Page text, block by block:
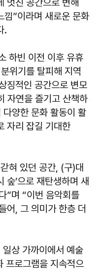
멋진 공간으로 변해
낌”이라며 새로운 문화
.
하빈 이전 이후 유휴
위기를 탈피해 지역
징적인 공간으로 변모
자연을 즐기고 산책하
양한 문화 활동이 활
자리 잡길 기대한
혀 있던 공간, (구)대
숲’으로 재탄생하며 새
”며 “이번 음악회를
어, 그 의미가 한층 더
상 가까이에서 예술
프로그램을 지속적으